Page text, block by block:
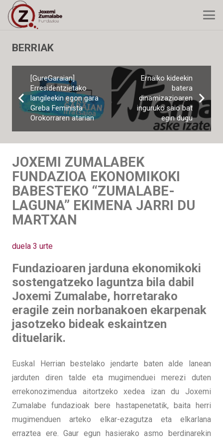
BERRIAK
[GureGaraian]
Erresidentzietako
langileekin egon gara
Greba Feminista
Orokorraren atarian
Ernaiko kideekin
batera
dinamizazioaren
inguruko saio bat
egin dugu
JOXEMI ZUMALABEK
FUNDAZIOA EKONOMIKOKI
BABESTEKO “ZUMALABE-
LAGUNA” EKIMENA JARRI DU
MARTXAN
duela 3 urte
Fundazioaren jarduna ekonomikoki
sostengatzeko laguntza bila dabil
Joxemi Zumalabe, horretarako
eragile zein norbanakoen ekarpenak
jasotzeko bideak eskaintzen
dituelarik.
Euskal Herrian bestelako jendarte baten alde lanean
jarduten diren talde eta mugimenduei merezi duten
errekonozimendua aitortzeko xedea izan du Joxemi
Zumalabe fundazioak bere hastapenetatik, baita herri
mugimenduen arteko elkar-ezagutza eta elkarlana
erraztea ere. Gaur egun hasierako asmo berdinarekin